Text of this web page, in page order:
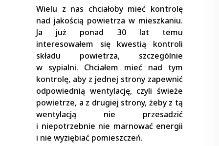
Wielu z nas chciałoby mieć kontrolę
nad jakością powietrza w mieszkaniu.
Ja już ponad 30 lat temu
interesowałem się kwestią kontroli
składu powietrza, szczególnie
w sypialni. Chciałem mieć nad tym
kontrolę, aby z jednej strony zapewnić
odpowiednią wentylację, czyli świeże
powietrze, a z drugiej strony, żeby z tą
wentylacją nie przesadzić
i niepotrzebnie nie marnować energii
i nie wyziębiać pomieszczeń.